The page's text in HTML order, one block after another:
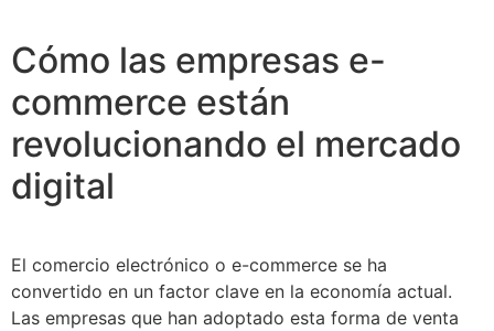
Cómo las empresas e-
commerce están
revolucionando el mercado
digital
El comercio electrónico o e-commerce se ha
convertido en un factor clave en la economía actual.
Las empresas que han adoptado esta forma de venta